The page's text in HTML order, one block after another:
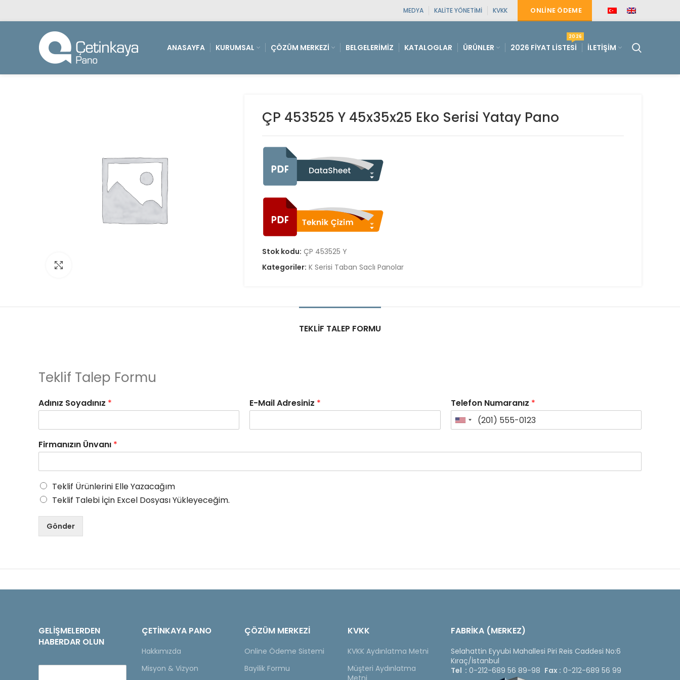
MEDYA KALITE YÖNETIMI KVKK ONLINE ÖDEME
ANASAYFA KURUMSAL ÇÖZÜM MERKEZI BELGELERIMIZ KATALOGLAR ÜRÜNLER 2026 FIYAT LISTESI
2026
İLETIŞIM
ÇP 453525 Y 45x35x25 Eko Serisi Yatay Pano
Stok kodu: ÇP 453525 Y
Kategoriler: K Serisi Taban Saclı Panolar
TEKLIF TALEP FORMU
Teklif Talep Formu
Adınız Soyadınız * E-Mail Adresiniz * Telefon Numaranız *
Firmanızın Ünvanı *
Teklif Ürünlerini Elle Yazacağım
Teklif Talebi İçin Excel Dosyası Yükleyeceğim.
Gönder
GELIŞMELERDEN
HABERDAR OLUN
ÇETINKAYA PANO
Hakkımızda
Misyon & Vizyon
ÇÖZÜM MERKEZİ
Online Ödeme Sistemi
Bayilik Formu
KVKK
KVKK Aydınlatma Metni
Müşteri Aydınlatma
Metni
FABRİKA (MERKEZ)
Selahattin Eyyubi Mahallesi Piri Reis Caddesi No:6
Kıraç/İstanbul
Tel : 0-212-689 56 89-98 Fax : 0-212-689 56 99